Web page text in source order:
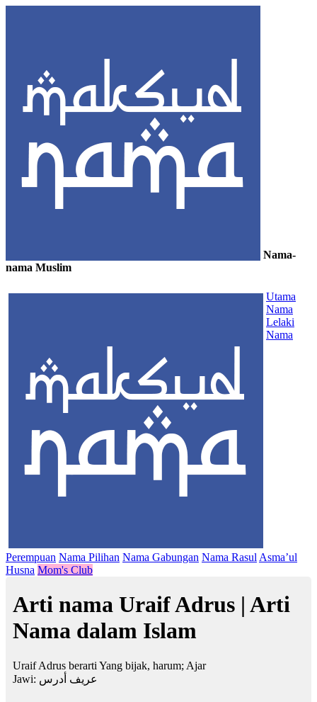
Nama-
nama Muslim
Utama
Nama
Lelaki
Nama
Perempuan Nama Pilihan Nama Gabungan Nama Rasul Asma’ul
Husna Mom's Club
Arti nama Uraif Adrus | Arti
Nama dalam Islam
Uraif Adrus berarti Yang bijak, harum; Ajar
Jawi: عريف أدرس